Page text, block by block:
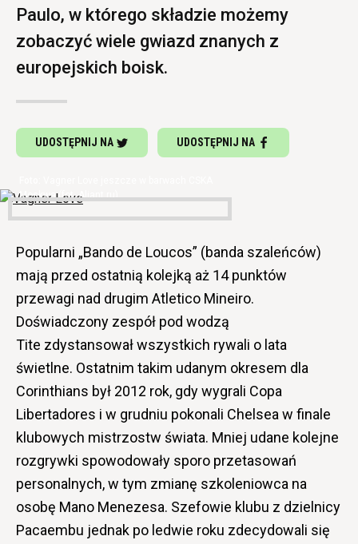
Paulo, w którego składzie możemy
zobaczyć wiele gwiazd znanych z
europejskich boisk.
UDOSTĘPNIJ NA UDOSTĘPNIJ NA
Moskwa (fot. Aliant.ru)
Popularni „Bando de Loucos” (banda szaleńców)
mają przed ostatnią kolejką aż 14 punktów
przewagi nad drugim Atletico Mineiro.
Doświadczony zespół pod wodzą
Tite zdystansował wszystkich rywali o lata
świetlne. Ostatnim takim udanym okresem dla
Corinthians był 2012 rok, gdy wygrali Copa
Libertadores i w grudniu pokonali Chelsea w finale
klubowych mistrzostw świata. Mniej udane kolejne
rozgrywki spowodowały sporo przetasowań
personalnych, w tym zmianę szkoleniowca na
osobę Mano Menezesa. Szefowie klubu z dzielnicy
Pacaembu jednak po ledwie roku zdecydowali się